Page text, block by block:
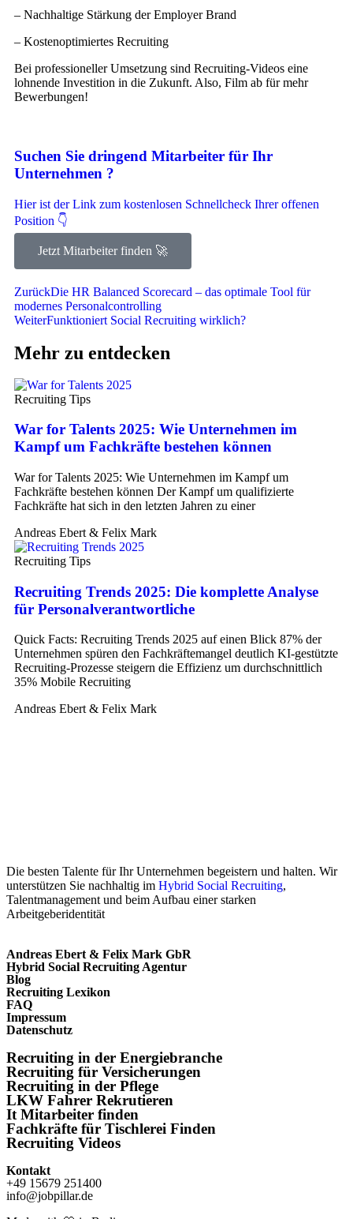
– Nachhaltige Stärkung der Employer Brand
– Kostenoptimiertes Recruiting
Bei professioneller Umsetzung sind Recruiting-Videos eine
lohnende Investition in die Zukunft. Also, Film ab für mehr
Bewerbungen!
Suchen Sie dringend Mitarbeiter für Ihr
Unternehmen ?
Hier ist der Link zum kostenlosen Schnellcheck Ihrer offenen
Position 👇
Jetzt Mitarbeiter finden 🚀
ZurückDie HR Balanced Scorecard – das optimale Tool für
modernes Personalcontrolling
WeiterFunktioniert Social Recruiting wirklich?
Mehr zu entdecken
Recruiting Tips
War for Talents 2025: Wie Unternehmen im
Kampf um Fachkräfte bestehen können
War for Talents 2025: Wie Unternehmen im Kampf um
Fachkräfte bestehen können Der Kampf um qualifizierte
Fachkräfte hat sich in den letzten Jahren zu einer
Andreas Ebert & Felix Mark
Recruiting Tips
Recruiting Trends 2025: Die komplette Analyse
für Personalverantwortliche
Quick Facts: Recruiting Trends 2025 auf einen Blick 87% der
Unternehmen spüren den Fachkräftemangel deutlich KI-gestützte
Recruiting-Prozesse steigern die Effizienz um durchschnittlich
35% Mobile Recruiting
Andreas Ebert & Felix Mark
Die besten Talente für Ihr Unternehmen begeistern und halten. Wir
unterstützen Sie nachhaltig im Hybrid Social Recruiting,
Talentmanagement und beim Aufbau einer starken
Arbeitgeberidentität
Andreas Ebert & Felix Mark GbR
Hybrid Social Recruiting Agentur
Blog
Recruiting Lexikon
FAQ
Impressum
Datenschutz
Recruiting in der Energiebranche
Recruiting für Versicherungen
Recruiting in der Pflege
LKW Fahrer Rekrutieren
It Mitarbeiter finden
Fachkräfte für Tischlerei Finden
Recruiting Videos
Kontakt
+49 15679 251400
info@jobpillar.de